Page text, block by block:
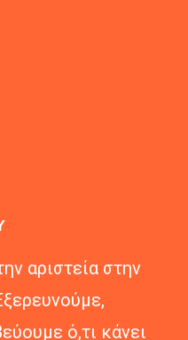
αριστεία στην
ό,τι κάνει